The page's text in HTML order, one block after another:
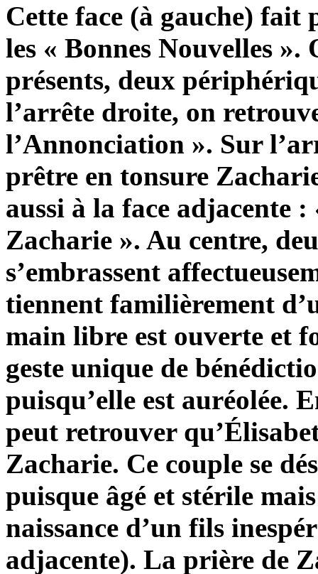
Cette face (à gauche)
les « Bonnes Nouvelles ».
présents, deux
l’arrête droite, on
l’Annonciation ». Sur
prêtre en tonsure
aussi à la face adjacente
Zacharie ». Au centre,
s’embrassent
tiennent familièrement
main libre est ouverte et
geste unique de
puisqu’elle est auréolée.
peut retrouver
Zacharie. Ce couple se
puisque âgé et stérile
naissance d’un fils
adjacente). La prière de